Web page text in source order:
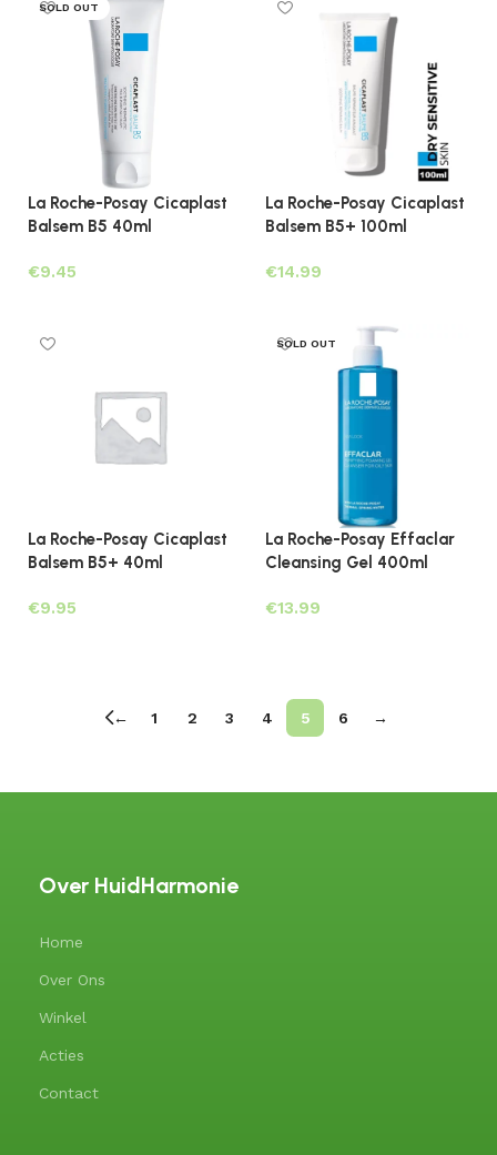
SOLD OUT
La Roche-Posay Cicaplast
Balsem B5 40ml
€
La Roche-Posay Cicaplast
Balsem B5+ 100ml
€
La Roche-Posay Cicaplast
Balsem B5+ 40ml
€
SOLD OUT
La Roche-Posay Effaclar
Cleansing Gel 400ml
€
← 1 2 3 4 5 6 →
Over HuidHarmonie
Home
Over Ons
Winkel
Acties
Contact